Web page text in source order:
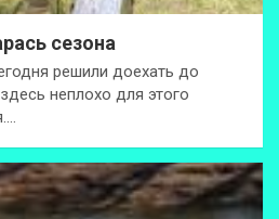
сезона
решили доехать до
неплохо для этого